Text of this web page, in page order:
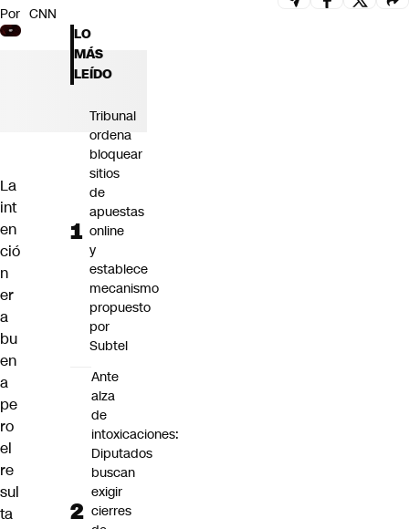
Futuro 360
Opinión
Por CNN
La
int
en
ció
n
er
a
bu
en
a
pe
ro
el
re
sul
ta
LO
MÁS
LEÍDO
Tribunal
ordena
bloquear
sitios
de
apuestas
online
y
establece
mecanismo
propuesto
por
Subtel
Ante
alza
de
intoxicaciones:
Diputados
buscan
exigir
cierres